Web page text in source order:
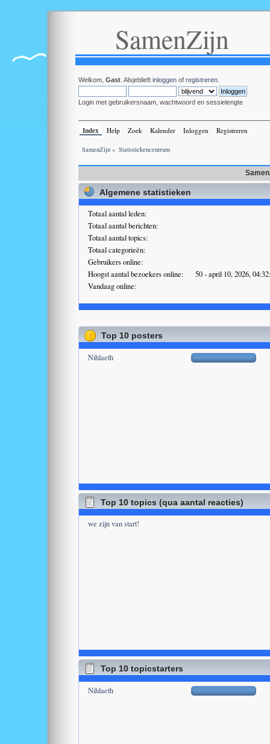
SamenZijn
Welkom, Gast . Alsjeblieft inloggen of registreren
Login met gebruikersnaam, wachtwoord en sessielengte
Index Help Zoek Kalender Inloggen Registreren
SamenZijn » Statistiekencentrum
Algemene statistieken
Totaal aantal leden:
Totaal aantal berichten:
Totaal aantal topics:
Totaal categorieën:
Gebruikers online:
Hoogst aantal bezoekers online:
50 - april 10, 2026,
Vandaag online:
Top 10 posters
Nihlaeth
Top 10 topics (qua aantal reacties)
we zijn van start!
Top 10 topicstarters
Nihlaeth